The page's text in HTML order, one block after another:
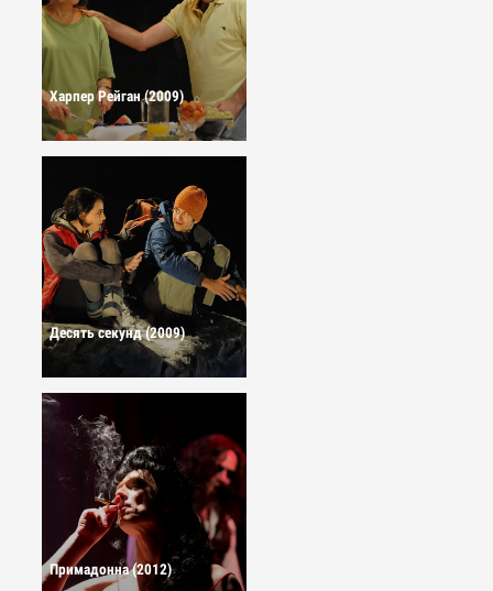
Харпер Рейган (2009)
Десять секунд (2009)
Примадонна (2012)